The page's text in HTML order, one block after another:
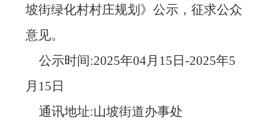
坡街绿化村村庄规划》公示，征求公众
意见。
公示时间:2025年04月15日-2025年5
月15日
通讯地址:山坡街道办事处